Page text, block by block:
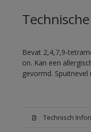
Bevat 2,4,7,9-
on. Kan een
gevormd. Spuitnevel
Technisch